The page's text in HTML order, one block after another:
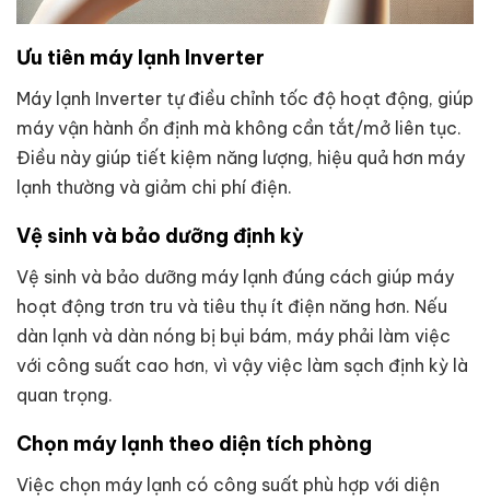
Ưu tiên máy lạnh Inverter
Máy lạnh Inverter tự điều chỉnh tốc độ hoạt động, giúp
máy vận hành ổn định mà không cần tắt/mở liên tục.
Điều này giúp tiết kiệm năng lượng, hiệu quả hơn máy
lạnh thường và giảm chi phí điện.
Vệ sinh và bảo dưỡng định kỳ
Vệ sinh và bảo dưỡng máy lạnh đúng cách giúp máy
hoạt động trơn tru và tiêu thụ ít điện năng hơn. Nếu
dàn lạnh và dàn nóng bị bụi bám, máy phải làm việc
với công suất cao hơn, vì vậy việc làm sạch định kỳ là
quan trọng.
Chọn máy lạnh theo diện tích phòng
Việc chọn máy lạnh có công suất phù hợp với diện